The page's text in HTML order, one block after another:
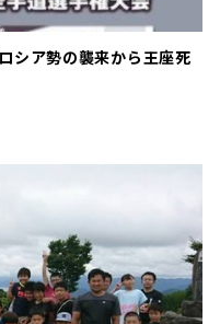
シア勢の襲来から王座死